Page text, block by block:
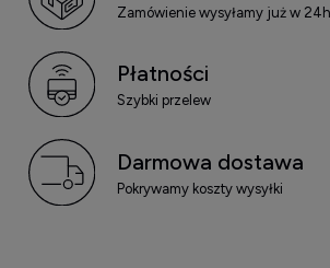
Zamówienie wysyłamy już w 24h
Płatności
Szybki przelew
Darmowa dostawa
Pokrywamy koszty wysyłki